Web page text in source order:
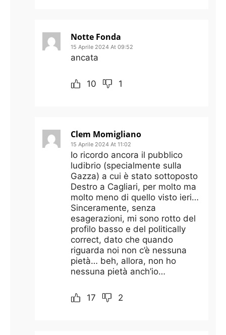
Notte Fonda
15 Aprile 2024 At 09:52
ancata
10 1
Clem Momigliano
15 Aprile 2024 At 11:02
Io ricordo ancora il pubblico
ludibrio (specialmente sulla
Gazza) a cui è stato sottoposto
Destro a Cagliari, per molto ma
molto meno di quello visto ieri…
Sinceramente, senza
esagerazioni, mi sono rotto del
profilo basso e del politically
correct, dato che quando
riguarda noi non c’è nessuna
pietà… beh, allora, non ho
nessuna pietà anch’io…
17 2